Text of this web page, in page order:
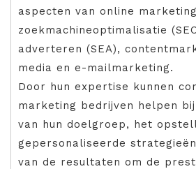
aspecten van online
zoekmachineoptimalisatie
adverteren (SEA),
media en e-mailmarketing.
Door hun expertise kunnen
marketing bedrijven helpen
van hun doelgroep, het
gepersonaliseerde
van de resultaten om de